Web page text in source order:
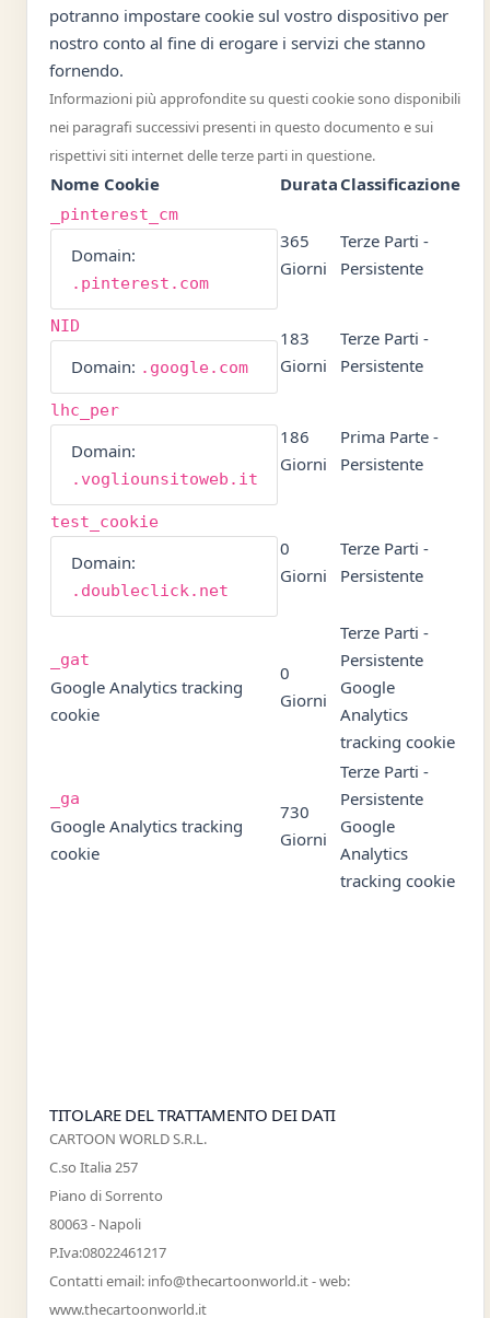
potranno impostare cookie sul vostro dispositivo per
nostro conto al fine di erogare i servizi che stanno
fornendo.
Informazioni più approfondite su questi cookie sono disponibili
nei paragrafi successivi presenti in questo documento e sui
rispettivi siti internet delle terze parti in questione.
Nome Cookie Durata Classificazione
_pinterest_cm
Domain:
.pinterest.com
365
Giorni
Terze Parti -
Persistente
NID
Domain: .google.com
183
Giorni
Terze Parti -
Persistente
lhc_per
Domain:
.vogliounsitoweb.it
186
Giorni
Prima Parte -
Persistente
test_cookie
Domain:
.doubleclick.net
0
Giorni
Terze Parti -
Persistente
_gat
Google Analytics tracking
cookie
0
Giorni
Terze Parti -
Persistente
Google
Analytics
tracking cookie
_ga
Google Analytics tracking
cookie
730
Giorni
Terze Parti -
Persistente
Google
Analytics
tracking cookie
TITOLARE DEL TRATTAMENTO DEI DATI
CARTOON WORLD S.R.L.
C.so Italia 257
Piano di Sorrento
80063 - Napoli
P.Iva:08022461217
Contatti email: info@thecartoonworld.it - web:
www.thecartoonworld.it